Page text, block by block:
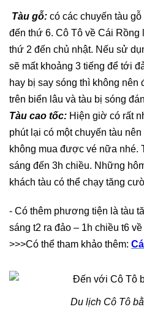
Tàu gỗ: có các chuyến tàu
đến thứ 6. Cô Tô về Cái Rồng
thứ 2 đến chủ nhật. Nếu sử
sẽ mất khoảng 3 tiếng để tới
hay bị say sóng thì không nên
trên biển lâu và tàu bị sóng
Tàu cao tốc: Hiện giờ có rất
phút lại có một chuyến tàu
không mua được vé nữa nhé.
sáng đến 3h chiều. Những
khách tàu có thể chạy tăng
- Có thêm phương tiện là tàu
sáng t2 ra đảo – 1h chiều t6
>>>Có thể tham khảo thêm:
Du lịch Cô Tô